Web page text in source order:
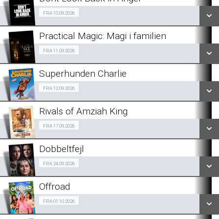
FRA 10.09.2026
LÆS MERE
Practical Magic: Magi i familien
FRA 11.09.2026
LÆS MERE
Superhunden Charlie
FRA 12.09.2026
LÆS MERE
Rivals of Amziah King
FRA 17.09.2026
LÆS MERE
Dobbeltfejl
FRA 24.09.2026
LÆS MERE
Offroad
FRA 01.10.2026